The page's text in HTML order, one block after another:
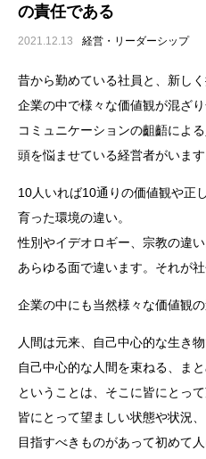
の責任である
2021.12.13 経営・リーダーシップ
昔から勤めている社員と、新し
企業の中で様々な価値観が混ざ
コミュニケーションの齟齬によ
頭を悩ませている経営者がいます
10人いれば10通りの価値観や正
育った環境の違い。
性別やイデオロギー、宗教の違い
あらゆる面で違います。それが社
企業の中にも当然様々な価値観
人間は元来、自己中心的な生き物
自己中心的な人間を束ねる、ま
ということは、そこに皆にとっ
皆にとって望ましい状態や状況、
目指すべきものがあって初めて